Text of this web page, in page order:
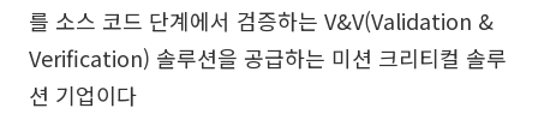
를 소스 코드 단계에서 검증하는 V&V(Validation &
Verification) 솔루션을 공급하는 미션 크리티컬 솔루
션 기업이다